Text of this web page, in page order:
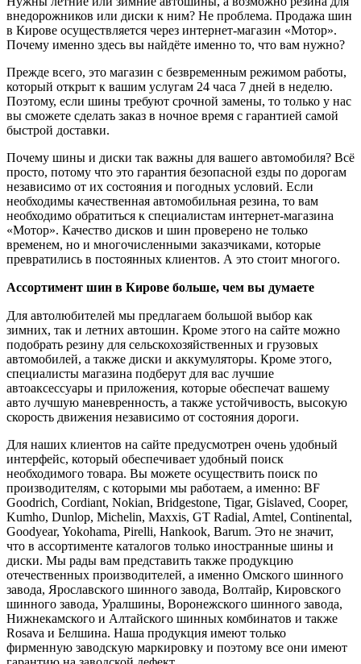
внедорожников или диски к ним? Не проблема. Продажа шин
в Кирове осуществляется через интернет-магазин «Мотор».
Почему именно здесь вы найдёте именно то, что вам нужно?
Прежде всего, это магазин с безвременным режимом работы,
который открыт к вашим услугам 24 часа 7 дней в неделю.
Поэтому, если шины требуют срочной замены, то только у нас
вы сможете сделать заказ в ночное время с гарантией самой
быстрой доставки.
Почему шины и диски так важны для вашего автомобиля? Всё
просто, потому что это гарантия безопасной езды по дорогам
независимо от их состояния и погодных условий. Если
необходимы качественная автомобильная резина, то вам
необходимо обратиться к специалистам интернет-магазина
«Мотор». Качество дисков и шин проверено не только
временем, но и многочисленными заказчиками, которые
превратились в постоянных клиентов. А это стоит многого.
Ассортимент шин в Кирове больше, чем вы думаете
Для автолюбителей мы предлагаем большой выбор как
зимних, так и летних автошин. Кроме этого на сайте можно
подобрать резину для сельскохозяйственных и грузовых
автомобилей, а также диски и аккумуляторы. Кроме этого,
специалисты магазина подберут для вас лучшие
автоаксессуары и приложения, которые обеспечат вашему
авто лучшую маневренность, а также устойчивость, высокую
скорость движения независимо от состояния дороги.
Для наших клиентов на сайте предусмотрен очень удобный
интерфейс, который обеспечивает удобный поиск
необходимого товара. Вы можете осуществить поиск по
производителям, с которыми мы работаем, а именно: BF
Goodrich, Cordiant, Nokian, Bridgestone, Tigar, Gislaved, Cooper,
Kumho, Dunlop, Michelin, Maxxis, GT Radial, Amtel, Continental,
Goodyear, Yokohama, Pirelli, Hankook, Barum. Это не значит,
что в ассортименте каталогов только иностранные шины и
диски. Мы рады вам представить также продукцию
отечественных производителей, а именно Омского шинного
завода, Ярославского шинного завода, Волтайр, Кировского
шинного завода, Уралшины, Воронежского шинного завода,
Нижнекамского и Алтайского шинных комбинатов и также
Rosava и Белшина. Наша продукция имеют только
фирменную заводскую маркировку и поэтому все они имеют